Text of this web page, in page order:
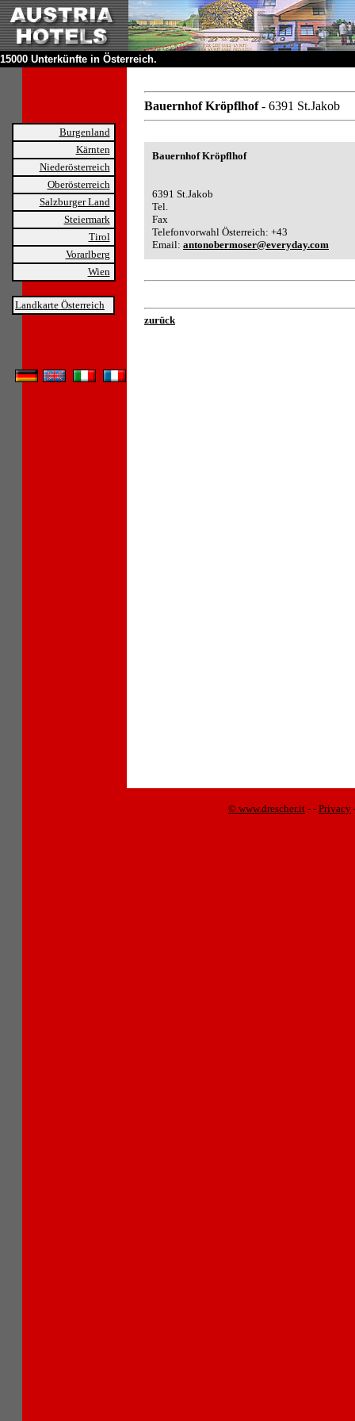
15000 Unterkünfte in Österreich.
Burgenland
Kärnten
Niederösterreich
Oberösterreich
Salzburger Land
Steiermark
Tirol
Vorarlberg
Wien
Landkarte Österreich
Bauernhof Kröpflhof- 6391 St.Jakob
Bauernhof Kröpflhof
6391 St.Jakob
Tel.
Fax
Telefonvorwahl Österreich: +43
Email: antonobermoser@everyday.com
zurück
© www.drescher.it - - Privacy